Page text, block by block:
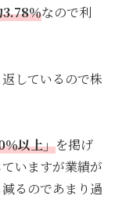
3.78％なので利
しているので株
％以上」を掲げ
いますが業績が
るのであまり過